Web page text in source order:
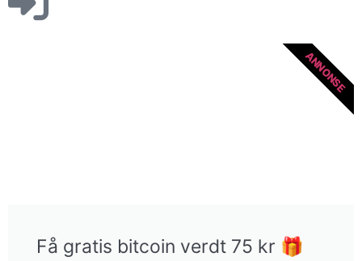
Få gratis bitcoin verdt 75 kr 🎁
ANNONSE